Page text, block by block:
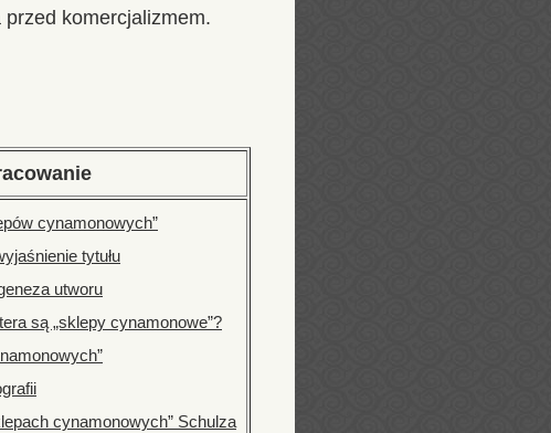
komercjalizmem.
cynamonowych”
tytułu
utworu
są „sklepy cynamonowe”?
cynamonowych” Schulza